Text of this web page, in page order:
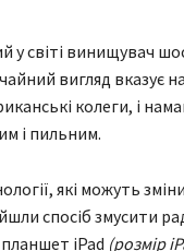
у світі винищувач
вигляд вказує
колеги, і
і пильним.
які можуть
спосіб змусити
iPad (розмір